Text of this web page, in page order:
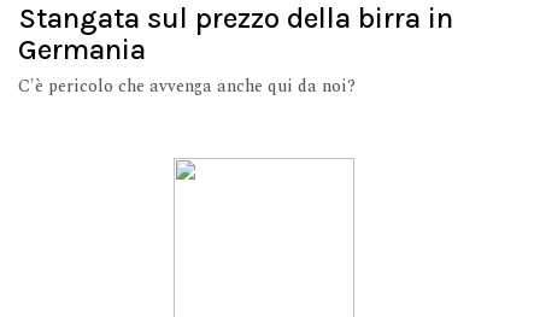
Stangata sul prezzo della birra in
Germania
C'è pericolo che avvenga anche qui da noi?